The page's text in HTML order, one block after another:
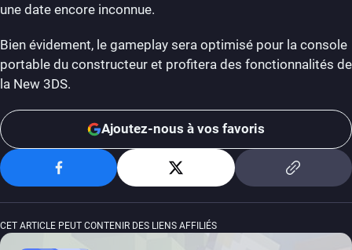
une date encore inconnue.
Bien évidement, le gameplay sera optimisé pour la console
portable du constructeur et profitera des fonctionnalités de
la New 3DS.
Ajoutez-nous à vos favoris
CET ARTICLE PEUT CONTENIR DES LIENS AFFILIÉS